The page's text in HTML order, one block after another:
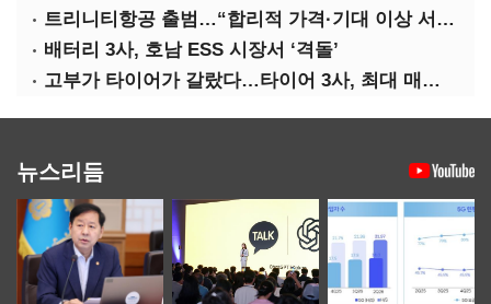
트리니티항공 출범…“합리적 가격·기대 이상 서비스로 승부”
배터리 3사, 호남 ESS 시장서 ‘격돌’
고부가 타이어가 갈랐다…타이어 3사, 최대 매출에도 영업익 희비
뉴스리듬